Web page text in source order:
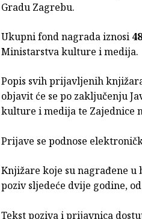
Gradu Zagrebu.
Ukupni fond nagrada iznosi
Ministarstva kulture i medija.
Popis svih prijavljenih
objavit će se po zaključenju
kulture i medija te Zajednice
Prijave se podnose
Knjižare koje su nagrađene
poziv sljedeće dvije godine,
Tekst poziva i prijavnica